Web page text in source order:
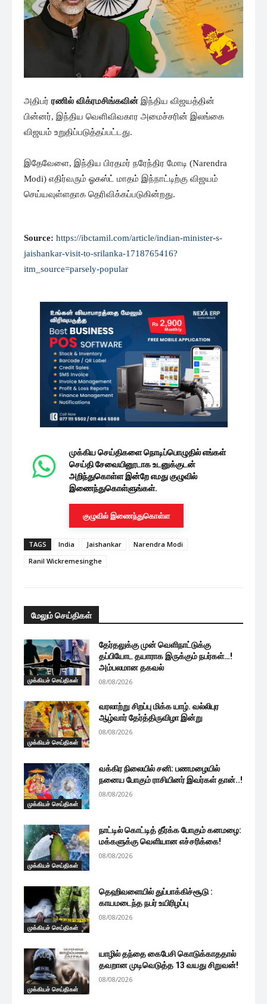
அதிபர் ரணில் விக்ரமசிங்கவின் இந்திய விஜயத்தின்
பின்னர், ​​இந்திய வெளிவிவகார அமைச்சரின் இலங்கை
விஜயம் உறுதிப்படுத்தப்பட்டது.
இதேவேளை, இந்திய பிரதமர் நரேந்திர மோடி (Narendra
Modi) எதிர்வரும் ஓகஸ்ட் மாதம் இந்நாட்டிற்கு விஜயம்
செய்யவுள்ளதாக தெரிவிக்கப்படுகின்றது.
Source: https://ibctamil.com/article/indian-minister-s-
jaishankar-visit-to-srilanka-1718765416?
itm_source=parsely-popular
முக்கிய செய்திகளை நொடிப்பொழுதில் எங்கள்
செய்தி சேவையினூடாக உடனுக்குடன்
அறிந்துகொள்ள இன்றே எமது குழுவில்
இணைந்துகொள்ளுங்கள்.
குழுவில் இணைந்துகொள்ள
TAGS India Jaishankar
Narendra Modi
Ranil Wickremesinghe
மேலும் செய்திகள்
முக்கியச் செய்திகள்
தேர்தலுக்கு முன் வெளிநாட்டுக்கு
தப்பியோட தயாராக இருக்கும் நபர்கள்…!
அம்பலமான தகவல்
08/08/2026
முக்கியச் செய்திகள்
வரலாற்று சிறப்பு மிக்க யாழ். வல்லிபுர
ஆழ்வார் தேர்த்திருவிழா இன்று
08/08/2026
முக்கியச் செய்திகள்
வக்கிர நிலையில் சனி: பணமழையில்
நனைய போகும் ராசியினர் இவர்கள் தான்..!
08/08/2026
முக்கியச் செய்திகள்
நாட்டில் கொட்டித் தீர்க்க போகும் கனமழை:
மக்களுக்கு வெளியான எச்சரிக்கை!
08/08/2026
முக்கியச் செய்திகள்
தெஹிவளையில் துப்பாக்கிச்சூடு :
காயமடைந்த நபர் உயிரிழப்பு
08/08/2026
முக்கியச் செய்திகள்
யாழில் தந்தை கைபேசி கொடுக்காததால்
தவறான முடிவெடுத்த 13 வயது சிறுவன்!
08/08/2026